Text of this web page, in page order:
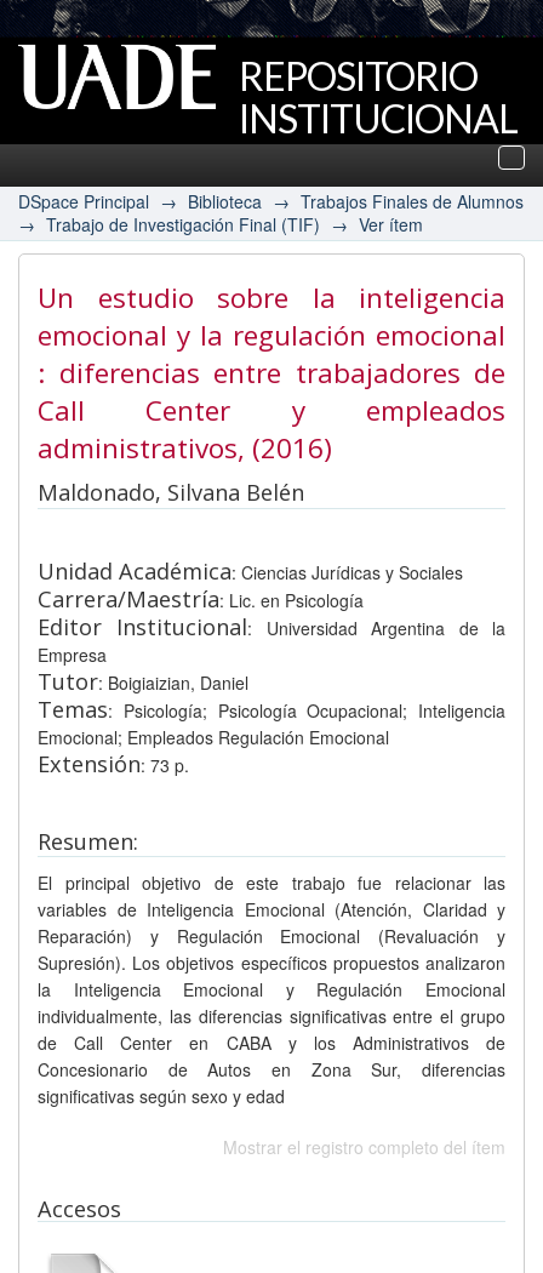
REPOSITORIO
INSTITUCIONAL
UADE
DSpace Principal → Biblioteca → Trabajos Finales de Alumnos
→ Trabajo de Investigación Final (TIF) → Ver ítem
Un estudio sobre la inteligencia
emocional y la regulación emocional
: diferencias entre trabajadores de
Call Center y empleados
administrativos, (2016)
Maldonado, Silvana Belén
Unidad Académica: Ciencias Jurídicas y Sociales
Carrera/Maestría: Lic. en Psicología
Editor Institucional: Universidad Argentina de la
Empresa
Tutor: Boigiaizian, Daniel
Temas: Psicología; Psicología Ocupacional; Inteligencia
Emocional; Empleados Regulación Emocional
Extensión: 73 p.
Resumen:
El principal objetivo de este trabajo fue relacionar las
variables de Inteligencia Emocional (Atención, Claridad y
Reparación) y Regulación Emocional (Revaluación y
Supresión). Los objetivos específicos propuestos analizaron
la Inteligencia Emocional y Regulación Emocional
individualmente, las diferencias significativas entre el grupo
de Call Center en CABA y los Administrativos de
Concesionario de Autos en Zona Sur, diferencias
significativas según sexo y edad
Mostrar el registro completo del ítem
Accesos